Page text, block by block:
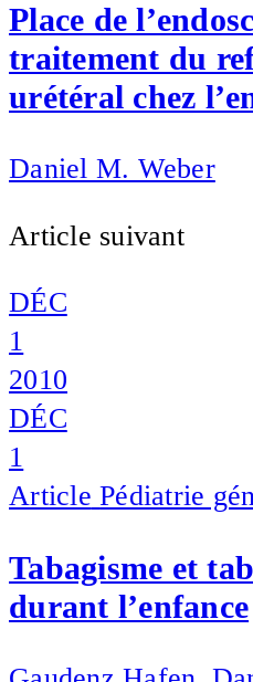
Place de
traitement du
urétéral chez
Daniel M. Weber
Article suivant
DÉC
1
2010
DÉC
1
Article Pédiatrie
Tabagisme et
durant l’enfance